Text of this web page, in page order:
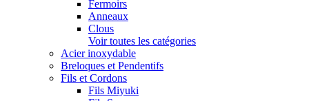
Fermoirs
Anneaux
Clous
Voir toutes les catégories
Acier inoxydable
Breloques et Pendentifs
Fils et Cordons
Fils Miyuki